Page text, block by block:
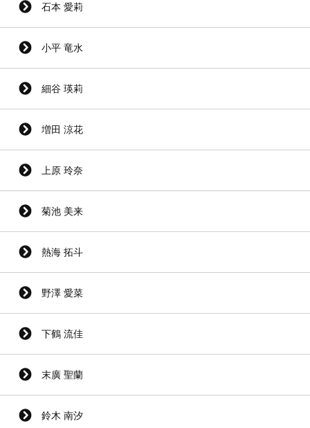
石本 愛莉
小平 竜水
細谷 瑛莉
増田 涼花
上原 玲奈
菊池 美来
熱海 拓斗
野澤 愛菜
下鶴 流佳
末廣 聖蘭
鈴木 南汐